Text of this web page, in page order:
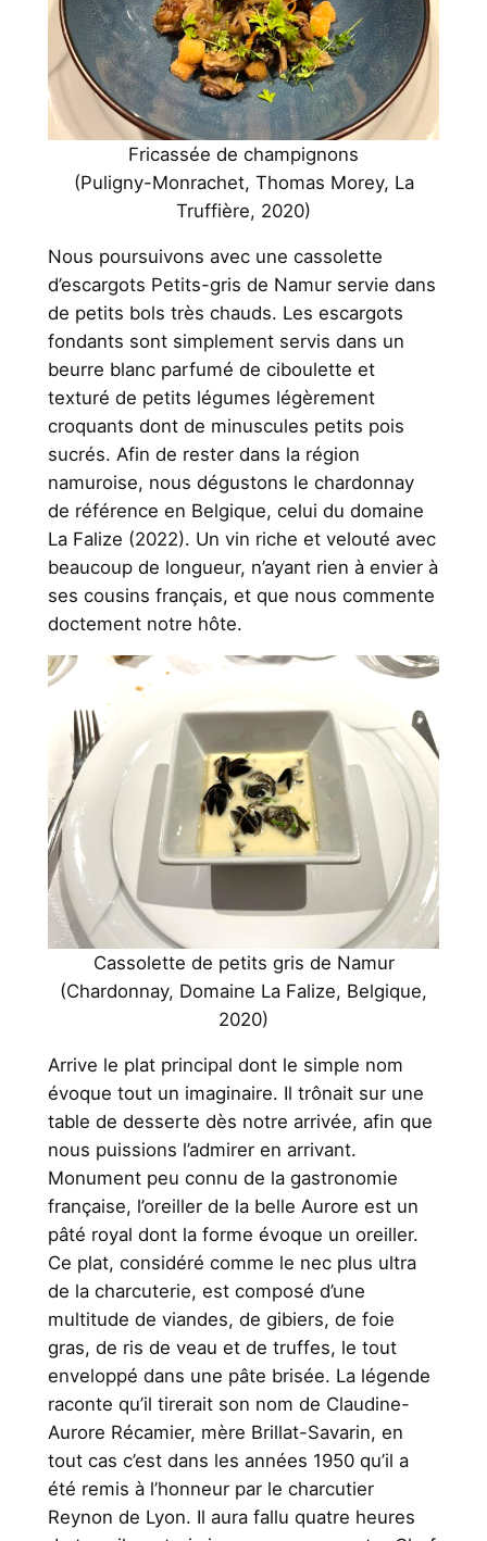
Fricassée de champignons
(Puligny-Monrachet, Thomas Morey, La
Truffière, 2020)
Nous poursuivons avec une cassolette
d’escargots Petits-gris de Namur servie dans
de petits bols très chauds. Les escargots
fondants sont simplement servis dans un
beurre blanc parfumé de ciboulette et
texturé de petits légumes légèrement
croquants dont de minuscules petits pois
sucrés. Afin de rester dans la région
namuroise, nous dégustons le chardonnay
de référence en Belgique, celui du domaine
La Falize (2022). Un vin riche et velouté avec
beaucoup de longueur, n’ayant rien à envier à
ses cousins français, et que nous commente
doctement notre hôte.
Cassolette de petits gris de Namur
(Chardonnay, Domaine La Falize, Belgique,
2020)
Arrive le plat principal dont le simple nom
évoque tout un imaginaire. Il trônait sur une
table de desserte dès notre arrivée, afin que
nous puissions l’admirer en arrivant.
Monument peu connu de la gastronomie
française, l’oreiller de la belle Aurore est un
pâté royal dont la forme évoque un oreiller.
Ce plat, considéré comme le nec plus ultra
de la charcuterie, est composé d’une
multitude de viandes, de gibiers, de foie
gras, de ris de veau et de truffes, le tout
enveloppé dans une pâte brisée. La légende
raconte qu’il tirerait son nom de Claudine-
Aurore Récamier, mère Brillat-Savarin, en
tout cas c’est dans les années 1950 qu’il a
été remis à l’honneur par le charcutier
Reynon de Lyon. Il aura fallu quatre heures